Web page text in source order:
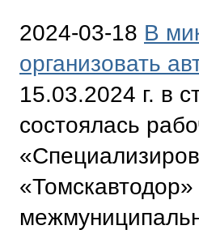
2024-03-18 В
организовать
15.03.2024 г. в
состоялась